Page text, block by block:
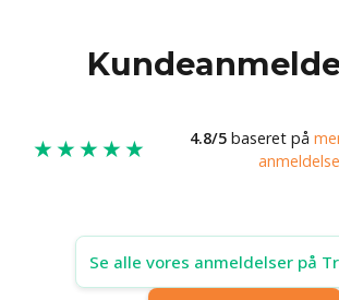
★★★★★ 4.8/5 baseret på
Se alle vores anmeldelser på